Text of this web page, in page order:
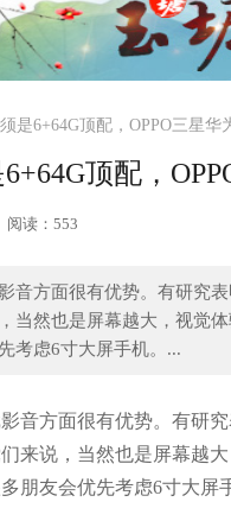
是6+64G顶配，OPPO三星华
顶配，
阅读：553
音方面很有优势。有研究
当然也是屏幕越大，视觉
考虑6寸大屏手机。...
音方面很有优势。有研
来说，当然也是屏幕越
朋友会优先考虑6寸大屏
TVB鼎盛时